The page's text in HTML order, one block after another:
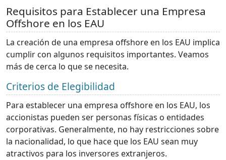
Requisitos para Establecer una Empresa
Offshore en los EAU
La creación de una empresa offshore en los EAU implica
cumplir con algunos requisitos importantes. Veamos
más de cerca lo que se necesita.
Criterios de Elegibilidad
Para establecer una empresa offshore en los EAU, los
accionistas pueden ser personas físicas o entidades
corporativas. Generalmente, no hay restricciones sobre
la nacionalidad, lo que hace que los EAU sean muy
atractivos para los inversores extranjeros.